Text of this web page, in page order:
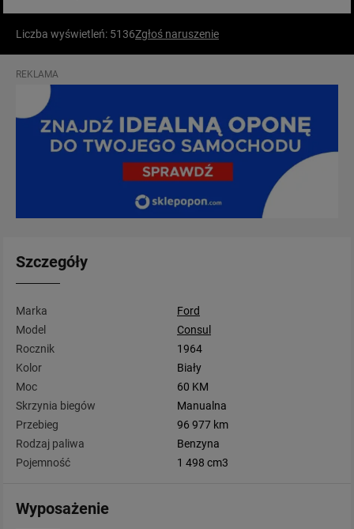
Liczba wyświetleń: 5136Zgłoś naruszenie
REKLAMA
Szczegóły
Marka
Ford
Model
Consul
Rocznik
1964
Kolor
Biały
Moc
60 KM
Skrzynia biegów
Manualna
Przebieg
96 977 km
Rodzaj paliwa
Benzyna
Pojemność
1 498 cm3
Wyposażenie